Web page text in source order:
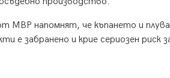
МВР напомнят, че къпането и
е забранено и крие сериозен